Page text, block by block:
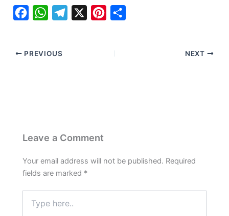
e
W
t
PREVIOUS NEXT
Leave a Comment
Your email address will not be published. Required
fields are marked *
here..